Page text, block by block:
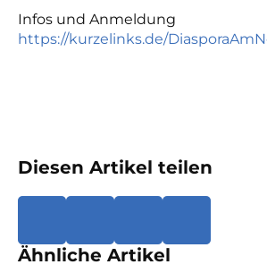
Infos und Anmeldung
https://kurzelinks.de/
Diesen Artikel teilen
Ähnliche Artikel